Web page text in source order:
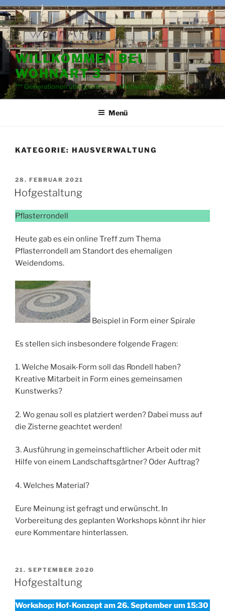
Zum
Inhalt
springen
WILLKOMMEN BEI
WOHNART 3
*** Generationen übergreifendes Mietwohnprojekt
Menü
KATEGORIE: HAUSVERWALTUNG
VERÖFFENTLICHT
AM
28. FEBRUAR 2021
Hofgestaltung
Pflasterrondell
Heute gab es ein online Treff zum Thema
Pflasterrondell am Standort des ehemaligen
Weidendoms.
Beispiel in Form einer Spirale
Es stellen sich insbesondere folgende Fragen:
1. Welche Mosaik-Form soll das Rondell haben?
Kreative Mitarbeit in Form eines gemeinsamen
Kunstwerks?
2. Wo genau soll es platziert werden? Dabei muss auf
die Zisterne geachtet werden!
3. Ausführung in gemeinschaftlicher Arbeit oder mit
Hilfe von einem Landschaftsgärtner? Oder Auftrag?
4. Welches Material?
Eure Meinung ist gefragt und erwünscht. In
Vorbereitung des geplanten Workshops könnt ihr hier
eure Kommentare hinterlassen.
VERÖFFENTLICHT
AM
21. SEPTEMBER 2020
Hofgestaltung
Workshop: Hof-Konzept am 26. September um 15:30